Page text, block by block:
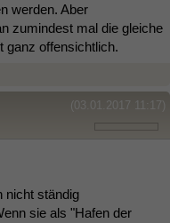
werden. Aber
zumindest mal die gleiche
ganz offensichtlich.
(03.01.2017 11:17)
nicht ständig
sie als "Hafen der